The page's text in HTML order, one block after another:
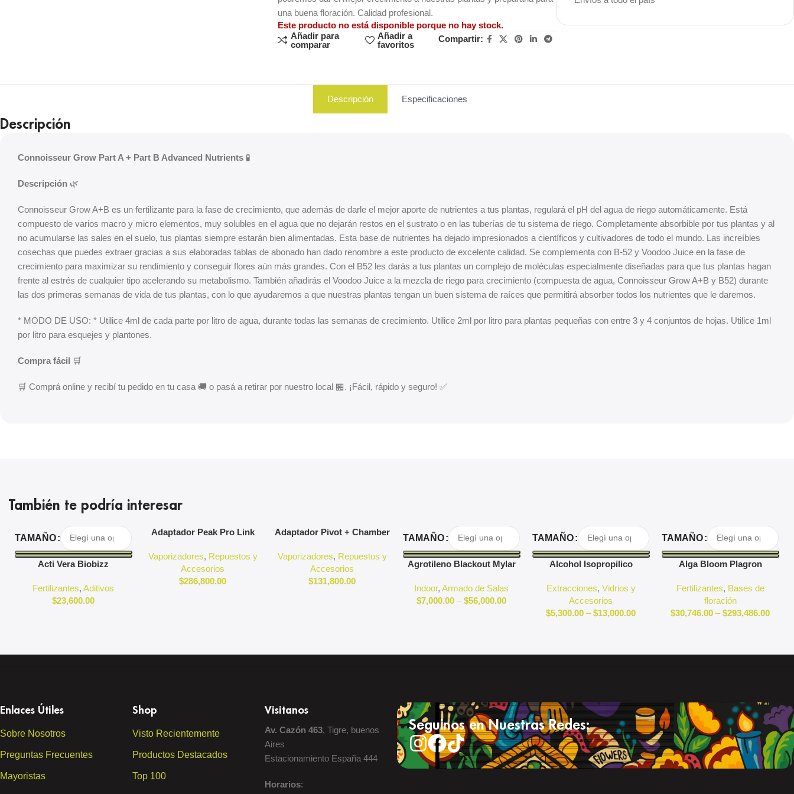
una buena floración. Calidad profesional.
Este producto no está disponible porque no hay stock.
Añadir para
comparar
Añadir a
favoritos
Compartir:
Blowout!
Descripción Especificaciones
Descripción
Connoisseur Grow Part A + Part B Advanced Nutrients 🧪
Descripción 🌿
Connoisseur Grow A+B es un fertilizante para la fase de crecimiento, que además de darle el mejor aporte de nutrientes a tus plantas, regulará el pH del agua de riego automáticamente. Está
compuesto de varios macro y micro elementos, muy solubles en el agua que no dejarán restos en el sustrato o en las tuberías de tu sistema de riego. Completamente absorbible por tus plantas y al
no acumularse las sales en el suelo, tus plantas siempre estarán bien alimentadas. Esta base de nutrientes ha dejado impresionados a científicos y cultivadores de todo el mundo. Las increíbles
cosechas que puedes extraer gracias a sus elaboradas tablas de abonado han dado renombre a este producto de excelente calidad. Se complementa con B-52 y Voodoo Juice en la fase de
crecimiento para maximizar su rendimiento y conseguir flores aún más grandes. Con el B52 les darás a tus plantas un complejo de moléculas especialmente diseñadas para que tus plantas hagan
frente al estrés de cualquier tipo acelerando su metabolismo. También añadirás el Voodoo Juice a la mezcla de riego para crecimiento (compuesta de agua, Connoisseur Grow A+B y B52) durante
las dos primeras semanas de vida de tus plantas, con lo que ayudaremos a que nuestras plantas tengan un buen sistema de raíces que permitirá absorber todos los nutrientes que le daremos.
* MODO DE USO: * Utilice 4ml de cada parte por litro de agua, durante todas las semanas de crecimiento. Utilice 2ml por litro para plantas pequeñas con entre 3 y 4 conjuntos de hojas. Utilice 1ml
por litro para esquejes y plantones.
Compra fácil 🛒
🛒 Comprá online y recibí tu pedido en tu casa 🚚 o pasá a retirar por nuestro local 🏪. ¡Fácil, rápido y seguro! ✅
También te podría interesar
Seleccionar Opciones
TAMAÑO
Acti Vera Biobizz
Fertilizantes,Aditivos
$23,600.00
Agregar Al Carrito
Adaptador Peak Pro Link
Vaporizadores, Repuestos y
Accesorios
$286,800.00
Agregar Al Carrito
Adaptador Pivot + Chamber
Vaporizadores, Repuestos y
Accesorios
$131,800.00
Seleccionar Opciones
TAMAÑO
Agrotileno Blackout Mylar
Indoor,Armado de Salas
$7,000.00 – $56,000.00
Seleccionar Opciones
TAMAÑO
Alcohol Isopropilico
Extracciones, Vidrios y
Accesorios
$5,300.00 – $13,000.00
Seleccionar Opciones
TAMAÑO
Alga Bloom Plagron
Fertilizantes, Bases de
floración
$30,746.00 – $293,486.00
Enlaces Útiles
Sobre Nosotros
Preguntas Frecuentes
Mayoristas
Shop
Visto Recientemente
Productos Destacados
Top 100
Visitanos
Av. Cazón 463, Tigre, buenos
Aires
Estacionamiento España 444
Horarios:
Seguinos en Nuestras Redes: